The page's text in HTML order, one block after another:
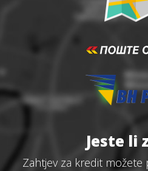
Jeste li
Zahtjev za kredit